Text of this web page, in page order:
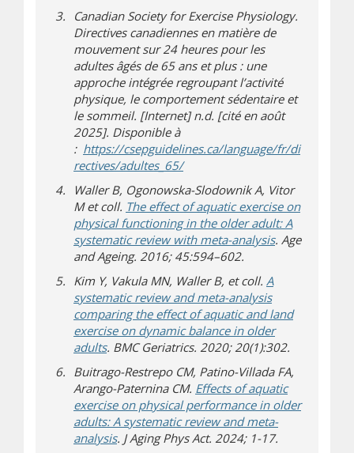
Canadian Society for Exercise Physiology.
Directives canadiennes en matière de
mouvement sur 24 heures pour les
adultes âgés de 65 ans et plus : une
approche intégrée regroupant l’activité
physique, le comportement sédentaire et
le sommeil. [Internet] n.d. [cité en août
2025]. Disponible à
: https://csepguidelines.ca/language/fr/di
rectives/adultes_65/(s’ouvre dans une nouvelle
(s’ouvre sur un autre site)
Waller B, Ogonowska-Slodownik A, Vitor
M etcoll. The effect of aquatic exercise on
physical functioning in the older adult: A
systematic review with meta-analysis(s’ouvre sur
. Age
and Ageing. 2016; 45:594–602.
Kim Y, Vakula MN, Waller B, etcoll. A
systematic review and meta-analysis
comparing the effect of aquatic and land
exercise on dynamic balance in older
adults(s’ouvre sur un autre site)
. BMC Geriatrics. 2020; 20(1):302.
Buitrago-Restrepo CM, Patino-Villada FA,
Arango-Paternina CM. Effects of aquatic
exercise on physical performance in older
adults: A systematic review and meta-
analysis(s’ouvre sur un autre site)
. J Aging Phys Act. 2024; 1-17.